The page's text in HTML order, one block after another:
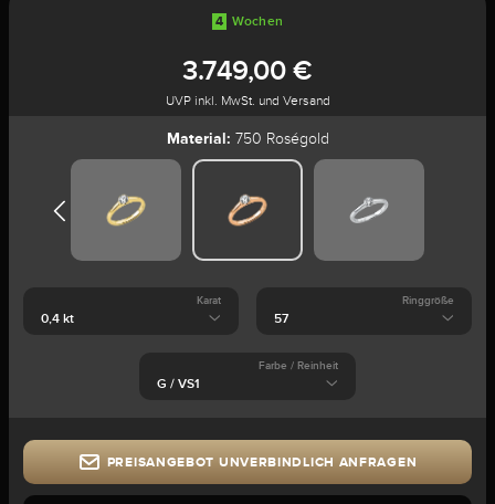
4 Wochen
3.749,00 €
UVP inkl. MwSt. und Versand
Material: 750 Roségold
Karat Ringgröße
Farbe / Reinheit
PREISANGEBOT UNVERBINDLICH ANFRAGEN